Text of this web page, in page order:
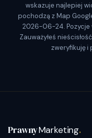
wskazuje najlepiej
pochodzą z Map
2026-06-24. Pozycje
Zauważyłeś
zweryfikuję i
PrawnyMarketing.